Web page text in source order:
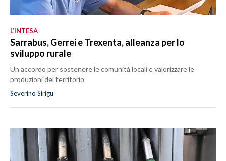
L’INTESA
Sarrabus, Gerrei e Trexenta, alleanza per lo
sviluppo rurale
Un accordo per sostenere le comunità locali e valorizzare le
produzioni del territorio
Severino Sirigu